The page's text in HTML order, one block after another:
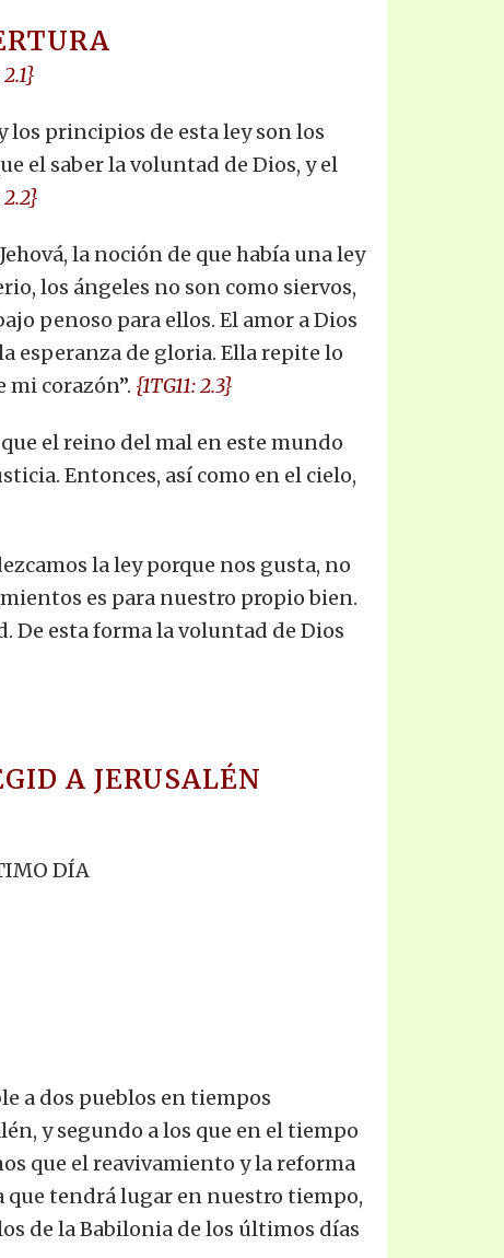
2.1}
los principios de esta ley son los
el saber la voluntad de Dios, y el
2.2}
la noción de que había una ley
los ángeles no son como siervos,
penoso para ellos. El amor a Dios
esperanza de gloria. Ella repite lo
mi corazón”. {1TG11: 2.3}
el reino del mal en este mundo
Entonces, así como en el cielo,
la ley porque nos gusta, no
es para nuestro propio bien.
De esta forma la voluntad de Dios
A JERUSALÉN
DÍA
a dos pueblos en tiempos
y segundo a los que en el tiempo
que el reavivamiento y la reforma
que tendrá lugar en nuestro tiempo,
de la Babilonia de los últimos días